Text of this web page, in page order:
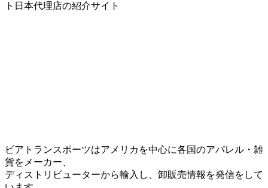
ト日本代理店の紹介サイト
ビアトランスポーツはアメリカを中心に各国のアパレル・雑
貨をメーカー、
ディストリビューターから輸入し、卸販売情報を発信をして